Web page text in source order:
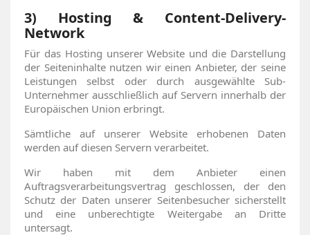
3) Hosting & Content-Delivery-
Network
Für das Hosting unserer Website und die Darstellung
der Seiteninhalte nutzen wir einen Anbieter, der seine
Leistungen selbst oder durch ausgewählte Sub-
Unternehmer ausschließlich auf Servern innerhalb der
Europäischen Union erbringt.
Sämtliche auf unserer Website erhobenen Daten
werden auf diesen Servern verarbeitet.
Wir haben mit dem Anbieter einen
Auftragsverarbeitungsvertrag geschlossen, der den
Schutz der Daten unserer Seitenbesucher sicherstellt
und eine unberechtigte Weitergabe an Dritte
untersagt.